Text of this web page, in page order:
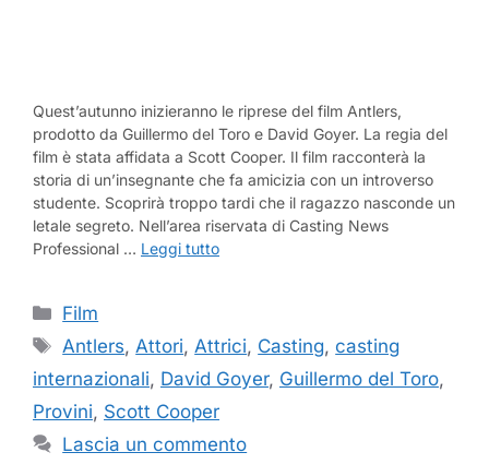
Quest’autunno inizieranno le riprese del film Antlers,
prodotto da Guillermo del Toro e David Goyer. La regia del
film è stata affidata a Scott Cooper. Il film racconterà la
storia di un’insegnante che fa amicizia con un introverso
studente. Scoprirà troppo tardi che il ragazzo nasconde un
letale segreto. Nell’area riservata di Casting News
Professional … Leggi tutto
Categorie
Film
Tag
Antlers,Attori,Attrici, Casting,casting
internazionali, David Goyer, Guillermo del Toro,
Provini, Scott Cooper
Lascia un commento